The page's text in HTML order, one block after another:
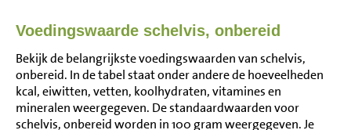
Voedingswaarde schelvis, onbereid
Bekijk de belangrijkste voedingswaarden van schelvis,
onbereid. In de tabel staat onder andere de hoeveelheden
kcal, eiwitten, vetten, koolhydraten, vitamines en
mineralen weergegeven. De standaardwaarden voor
schelvis, onbereid worden in 100 gram weergegeven. Je